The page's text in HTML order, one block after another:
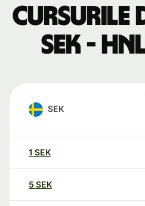
Cursurile
SEK -
SEK
1 SEK
5 SEK